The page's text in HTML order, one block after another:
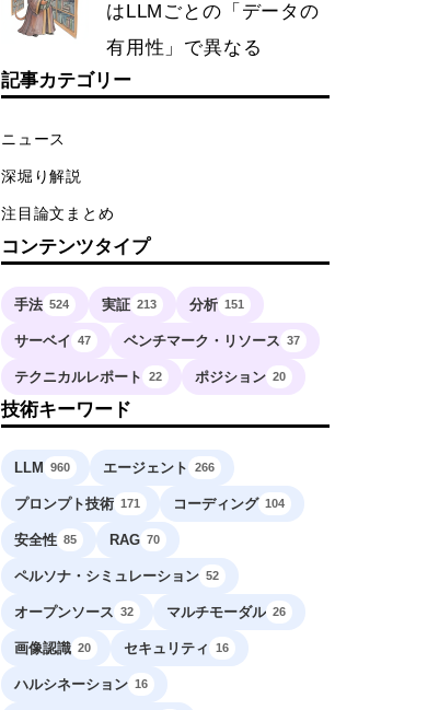
はLLMごとの「データの
有用性」で異なる
記事カテゴリー
ニュース
深堀り解説
注目論文まとめ
コンテンツタイプ
手法 524 実証 213 分析 151
サーベイ 47 ベンチマーク・リソース 37
テクニカルレポート 22 ポジション 20
技術キーワード
LLM 960 エージェント 266
プロンプト技術 171 コーディング 104
安全性 85 RAG 70
ペルソナ・シミュレーション 52
オープンソース 32 マルチモーダル 26
画像認識 20 セキュリティ 16
ハルシネーション 16